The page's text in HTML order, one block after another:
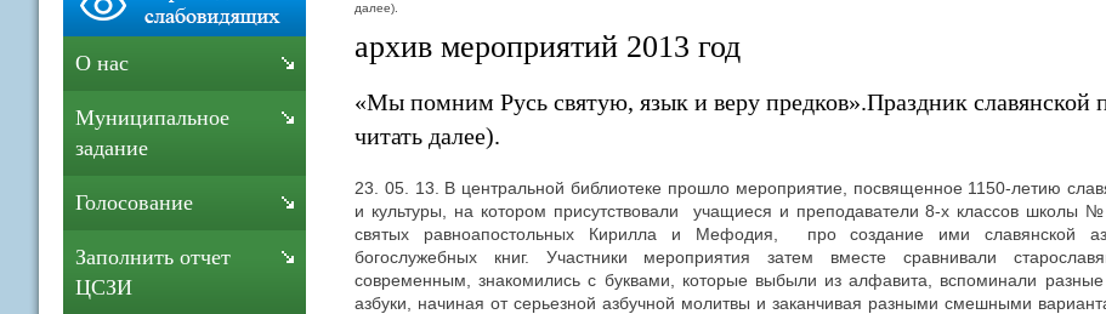
далее).
архив мероприятий 2013 год
«Мы помним Русь святую, язык и веру предков».Праздник славянской
читать далее).
23. 05. 13. В центральной библиотеке прошло мероприятие, посвященное 1150-летию
и культуры, на котором присутствовали учащиеся и преподаватели 8-х классов школы
святых равноапостольных Кирилла и Мефодия, про создание ими славянской
богослужебных книг. Участники мероприятия затем вместе сравнивали
современным, знакомились с буквами, которые выбыли из алфавита, вспоминали разные
азбуки, начиная от серьезной азбучной молитвы и заканчивая разными смешными
О нас
Муниципальное
задание
Голосование
Заполнить отчет
ЦСЗИ